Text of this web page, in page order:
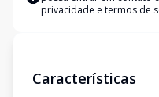
privacidade e termos de
Características